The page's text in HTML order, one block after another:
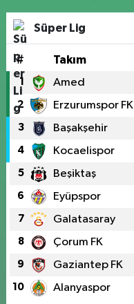
Süper Lig
# Takım
1 Amed
2 Erzurumspor FK
3 Başakşehir
4 Kocaelispor
5 Beşiktaş
6 Eyüpspor
7 Galatasaray
8 Çorum FK
9 Gaziantep FK
10 Alanyaspor